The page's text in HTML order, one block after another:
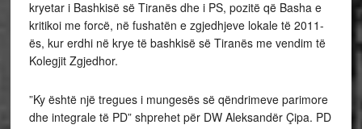
kryetar i Bashkisë së Tiranës dhe i PS, pozitë që Basha e
kritikoi me forcë, në fushatën e zgjedhjeve lokale të 2011-
ës, kur erdhi në krye të bashkisë së Tiranës me vendim të
Kolegjit Zgjedhor.
”Ky është një tregues i mungesës së qëndrimeve parimore
dhe integrale të PD” shprehet për DW Aleksandër Çipa. PD